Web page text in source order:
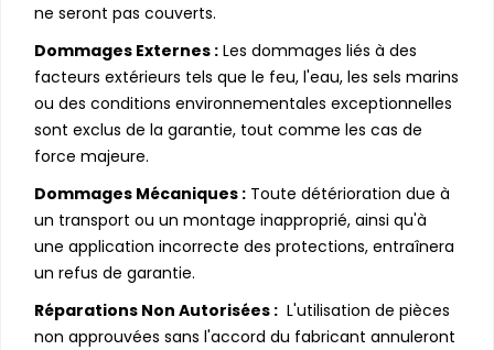
ne seront pas couverts.
Dommages Externes : Les dommages liés à des
facteurs extérieurs tels que le feu, l'eau, les sels marins
ou des conditions environnementales exceptionnelles
sont exclus de la garantie, tout comme les cas de
force majeure.
Dommages Mécaniques : Toute détérioration due à
un transport ou un montage inapproprié, ainsi qu'à
une application incorrecte des protections, entraînera
un refus de garantie.
Réparations Non Autorisées : L'utilisation de pièces
non approuvées sans l'accord du fabricant annuleront